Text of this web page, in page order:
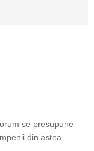
se presupune
din astea.